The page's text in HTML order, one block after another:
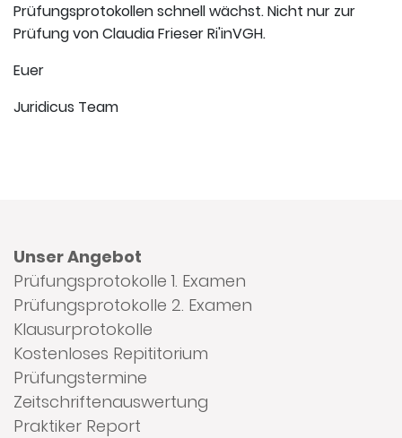
Prüfungsprotokollen schnell wächst. Nicht nur zur
Prüfung von Claudia Frieser Ri'inVGH.
Euer
Juridicus Team
Unser Angebot
Prüfungsprotokolle 1. Examen
Prüfungsprotokolle 2. Examen
Klausurprotokolle
Kostenloses Repititorium
Prüfungstermine
Zeitschriftenauswertung
Praktiker Report